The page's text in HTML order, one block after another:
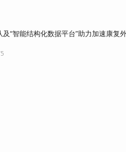
及“智能结构化数据平台”助力加速康复